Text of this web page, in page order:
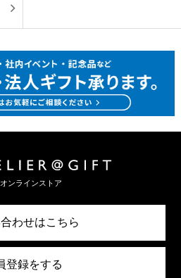
ンラインストア
わせはこちら
登録をする